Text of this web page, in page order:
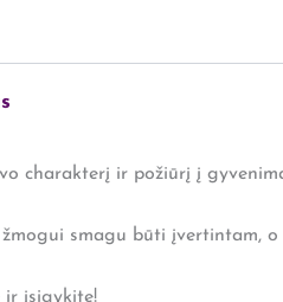
charakterį ir požiūrį į
žmogui smagu būti įvertintam,
ir įsigykite!